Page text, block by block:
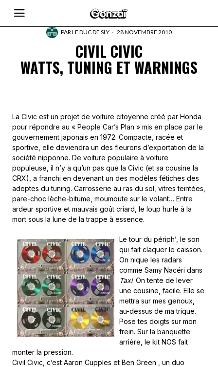
PARLE DUC DE SLY 28 NOVEMBRE 2010
CIVIL CIVIC
WATTS, TUNING ET WARNINGS
La Civic est un projet de voiture citoyenne créé par Honda
pour répondre au « People Car’s Plan » mis en place par le
gouvernement japonais en 1972. Compacte, racée et
sportive, elle deviendra un des fleurons d’exportation de la
société nipponne. De voiture populaire à voiture
populeuse, il n’y a qu’un pas que la Civic (et sa cousine la
CRX), a franchi en devenant un des modèles fétiches des
adeptes du tuning. Carrosserie au ras du sol, vitres teintées,
pare-choc lèche-bitume, moumoute sur le volant… Entre
ardeur sportive et mauvais goût criard, le loup hurle à la
mort sous la lune de la trappe à essence.
Le tour du périph’, le son
qui fait claquer le caisson.
On nique les radars
comme Samy Nacéri dans
Taxi. On tente de lever
une cousine, facile. Elle se
mettra sur mes genoux,
au-dessus de ma trique.
Pose tes doigts sur mon
frein. Sur la banquette
arrière, le kit NOS fait
monter la pression.
Civil Civic, c’est Aaron Cupples et Ben Green , un duo